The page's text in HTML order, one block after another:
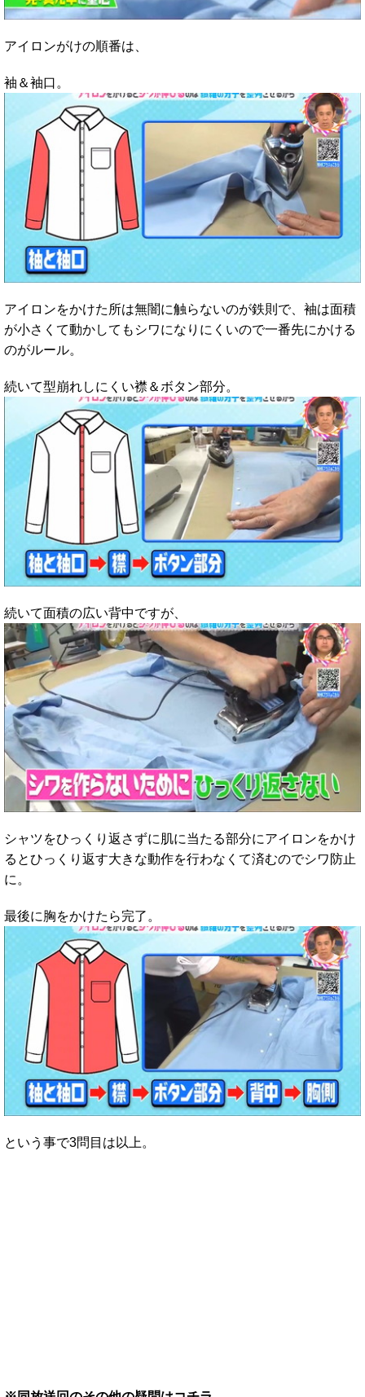
アイロンがけの順番は、
袖＆袖口。
アイロンをかけた所は無闇に触らないのが鉄則で、袖は面積
が小さくて動かしてもシワになりにくいので一番先にかける
のがルール。
続いて型崩れしにくい襟＆ボタン部分。
続いて面積の広い背中ですが、
シャツをひっくり返さずに肌に当たる部分にアイロンをかけ
るとひっくり返す大きな動作を行わなくて済むのでシワ防止
に。
最後に胸をかけたら完了。
という事で3問目は以上。